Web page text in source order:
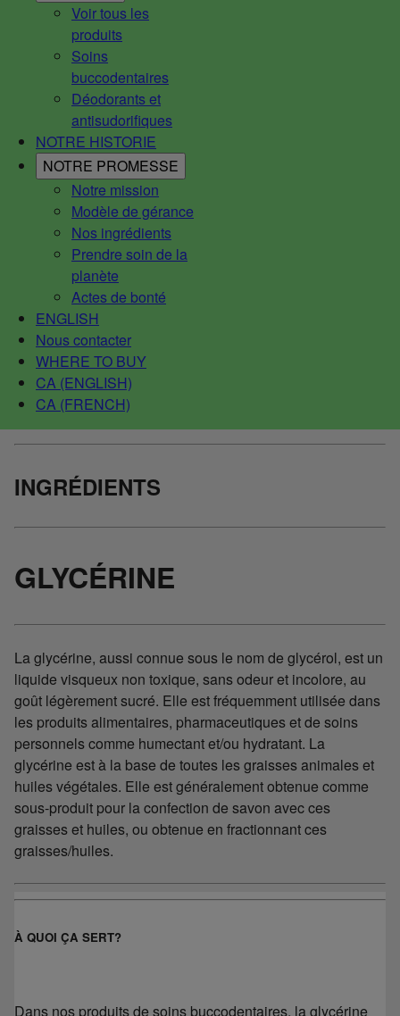
Voir tous les
produits
Soins
buccodentaires
Déodorants et
antisudorifiques
NOTRE HISTORIE
NOTRE PROMESSE
Notre mission
Modèle de gérance
Nos ingrédients
Prendre soin de la
planète
Actes de bonté
ENGLISH
Nous contacter
WHERE TO BUY
CA (ENGLISH)
CA (FRENCH)
INGRÉDIENTS
GLYCÉRINE
La glycérine, aussi connue sous le nom de glycérol, est un
liquide visqueux non toxique, sans odeur et incolore, au
goût légèrement sucré. Elle est fréquemment utilisée dans
les produits alimentaires, pharmaceutiques et de soins
personnels comme humectant et/ou hydratant. La
glycérine est à la base de toutes les graisses animales et
huiles végétales. Elle est généralement obtenue comme
sous-produit pour la confection de savon avec ces
graisses et huiles, ou obtenue en fractionnant ces
graisses/huiles.
À QUOI ÇA SERT?
Dans nos produits de soins buccodentaires, la glycérine